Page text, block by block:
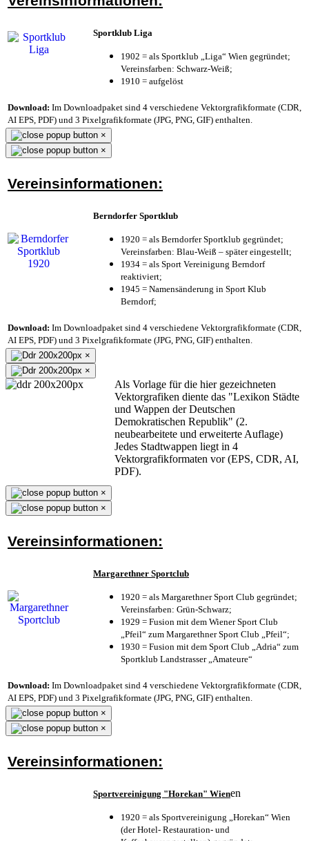
Sportklub Liga
1902 = als Sportklub „Liga“ Wien gegründet;
Vereinsfarben: Schwarz-Weiß;
1910 = aufgelöst
Download: Im Downloadpaket sind 4 verschiedene Vektorgrafikformate (CDR,
AI EPS, PDF) und 3 Pixelgrafikformate (JPG, PNG, GIF) enthalten.
×
×
Vereinsinformationen:
Berndorfer Sportklub
1920 = als Berndorfer Sportklub gegründet;
Vereinsfarben: Blau-Weiß – später eingestellt;
1934 = als Sport Vereinigung Berndorf
reaktiviert;
1945 = Namensänderung in Sport Klub
Berndorf;
Download: Im Downloadpaket sind 4 verschiedene Vektorgrafikformate (CDR,
AI EPS, PDF) und 3 Pixelgrafikformate (JPG, PNG, GIF) enthalten.
×
×
Als Vorlage für die hier gezeichneten
Vektorgrafiken diente das "Lexikon Städte
und Wappen der Deutschen
Demokratischen Republik" (2.
neubearbeitete und erweiterte Auflage)
Jedes Stadtwappen liegt in 4
Vektorgrafikformaten vor (EPS, CDR, AI,
PDF).
×
×
Vereinsinformationen:
Margarethner Sportclub
1920 = als Margarethner Sport Club gegründet;
Vereinsfarben: Grün-Schwarz;
1929 = Fusion mit dem Wiener Sport Club
„Pfeil“ zum Margarethner Sport Club „Pfeil“;
1930 = Fusion mit dem Sport Club „Adria“ zum
Sportklub Landstrasser „Amateure“
Download: Im Downloadpaket sind 4 verschiedene Vektorgrafikformate (CDR,
AI EPS, PDF) und 3 Pixelgrafikformate (JPG, PNG, GIF) enthalten.
×
×
Vereinsinformationen:
Sportvereinigung "Horekan" Wienen
1920 = als Sportvereinigung „Horekan“ Wien
(der Hotel- Restauration- und